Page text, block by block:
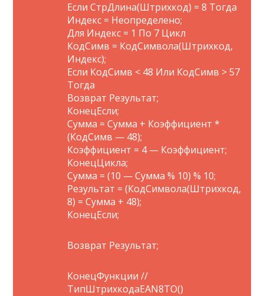
Если СтрДлина(Штрихкод) = 8 Тогда
Индекс = Неопределено;
Для Индекс = 1 По 7 Цикл
КодСимв = КодСимвола(Штрихкод,
Индекс);
Если КодСимв < 48 Или КодСимв > 57
Тогда
Возврат Результат;
КонецЕсли;
Сумма = Сумма + Коэффициент *
(КодСимв — 48);
Коэффициент = 4 — Коэффициент;
КонецЦикла;
Сумма = (10 — Сумма % 10) % 10;
Результат = (КодСимвола(Штрихкод,
8) = Сумма + 48);
КонецЕсли;
Возврат Результат;
КонецФункции //
ТипШтрихкодаEAN8ТО()